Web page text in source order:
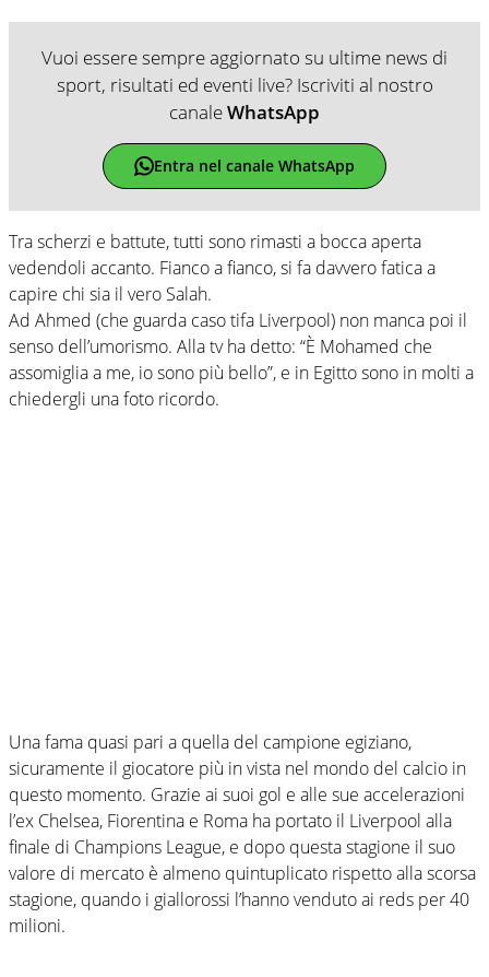
Vuoi essere sempre aggiornato su ultime news di
sport, risultati ed eventi live? Iscriviti al nostro
canaleWhatsApp
Entra nel canale WhatsApp
Tra scherzi e battute, tutti sono rimasti a bocca aperta
vedendoli accanto. Fianco a fianco, si fa davvero fatica a
capire chi sia il vero Salah.
Ad Ahmed (che guarda caso tifa Liverpool) non manca poi il
senso dell’umorismo. Alla tv ha detto: “È Mohamed che
assomiglia a me, io sono più bello”, e in Egitto sono in molti a
chiedergli una foto ricordo.
Una fama quasi pari a quella del campione egiziano,
sicuramente il giocatore più in vista nel mondo del calcio in
questo momento. Grazie ai suoi gol e alle sue accelerazioni
l’ex Chelsea, Fiorentina e Roma ha portato il Liverpool alla
finale di Champions League, e dopo questa stagione il suo
valore di mercato è almeno quintuplicato rispetto alla scorsa
stagione, quando i giallorossi l’hanno venduto ai reds per 40
milioni.